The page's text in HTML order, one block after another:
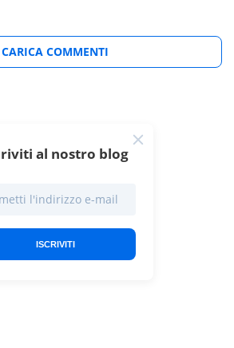
CARICA COMMENTI
al nostro blog
ISCRIVITI